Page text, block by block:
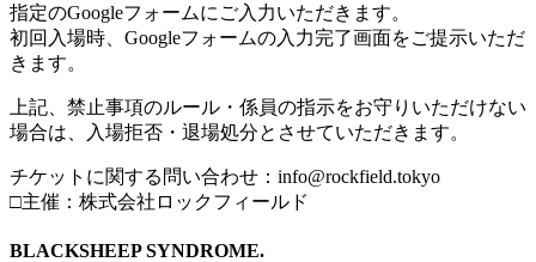
指定のGoogleフォームにご入力いただきます。
初回入場時、Googleフォームの入力完了画面をご提示いただ
きます。
上記、禁止事項のルール・係員の指示をお守りいただけない
場合は、入場拒否・退場処分とさせていただきます。
チケットに関する問い合わせ：info@rockfield.tokyo
□主催：株式会社ロックフィールド
BLACKSHEEP SYNDROME.